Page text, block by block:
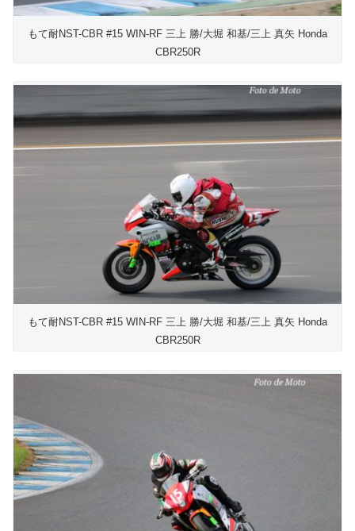
もて耐NST-CBR #15 WIN-RF 三上 勝/大堀 和基/三上 真矢 Honda
CBR250R
もて耐NST-CBR #15 WIN-RF 三上 勝/大堀 和基/三上 真矢 Honda
CBR250R